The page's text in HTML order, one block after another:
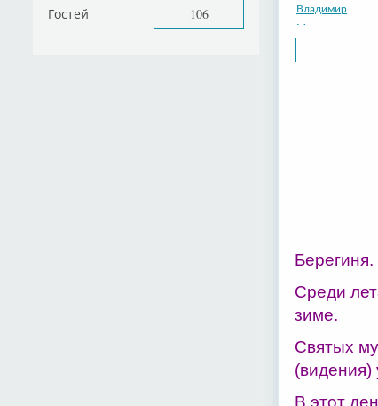
Гостей 106
Владимир
Макаров.
Среди
зиме.
Святых
(видения)
В этот